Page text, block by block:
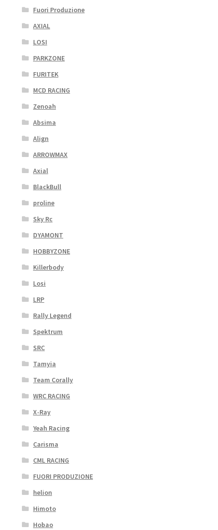
Fuori Produzione
AXIAL
LOSI
PARKZONE
FURITEK
MCD RACING
Zenoah
Absima
Align
ARROWMAX
Axial
BlackBull
proline
Sky Rc
DYAMONT
HOBBYZONE
Killerbody
Losi
LRP
Rally Legend
Spektrum
SRC
Tamyia
Team Corally
WRC RACING
X-Ray
Yeah Racing
Carisma
CML RACING
FUORI PRODUZIONE
helion
Himoto
Hobao